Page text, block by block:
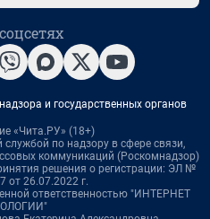
и государственных органов
«Чита.РУ» (18+)
по надзору в сфере связи,
коммуникаций (Роскомнадзор)
решения о регистрации: ЭЛ №
от 26.07.2022 г.
ответственностью "ИНТЕРНЕТ